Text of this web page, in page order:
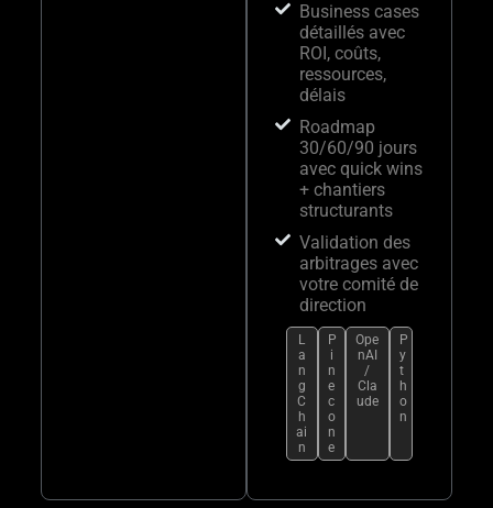
Business cases
détaillés avec
ROI, coûts,
ressources,
délais
Roadmap
30/60/90 jours
avec quick wins
+ chantiers
structurants
Validation des
arbitrages avec
votre comité de
direction
L
a
n
g
C
h
ai
n
P
i
n
e
c
o
n
e
Ope
nAI
/
Cla
ude
P
y
t
h
o
n